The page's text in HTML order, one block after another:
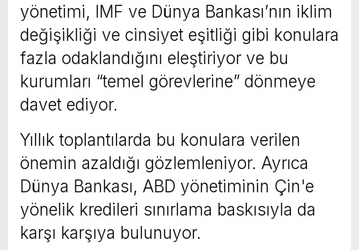
yönetimi, IMF ve Dünya Bankası’nın iklim
değişikliği ve cinsiyet eşitliği gibi konulara
fazla odaklandığını eleştiriyor ve bu
kurumları “temel görevlerine” dönmeye
davet ediyor.
Yıllık toplantılarda bu konulara verilen
önemin azaldığı gözlemleniyor. Ayrıca
Dünya Bankası, ABD yönetiminin Çin'e
yönelik kredileri sınırlama baskısıyla da
karşı karşıya bulunuyor.